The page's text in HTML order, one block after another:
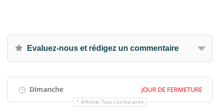
Evaluez-nous et rédigez un commentaire
Dimanche JOUR DE FERMETURE
Afficher Tous Les Horaires